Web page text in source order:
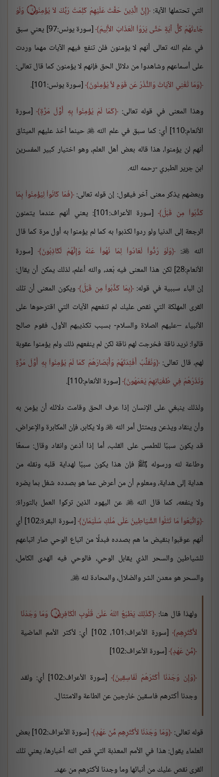
التي تحتملها الآية:
إِنَّ الَّذِينَ حَقَّتْ عَلَيْهِمْ كَلِمَتُ رَبِّكَ لاَ يُؤْمِنُونَ ۝ وَلَوْ
جَاءتْهُمْ كُلُّ آيَةٍ حَتَّى يَرَوُاْ الْعَذَابَ الأَلِيمَ
[سورة يونس:97] يعني سبق
في علم الله تعالى أنهم لا يؤمنون فلن تنفع فيهم الآيات مهما وردت
على أسماعهم وشاهدوا من دلائل الحق فإنهم لا يؤمنون كما قال تعالى:
وَمَا تُغْنِي الآيَاتُ وَالنُّذُرُ عَن قَوْمٍ لاَّ يُؤْمِنُونَ [سورة يونس:101].
وهذا المعنى في قوله تعالى:
كَمَا لَمْ يُؤْمِنُواْ بِهِ أَوَّلَ مَرَّةٍ [سورة
الأنعام:110] أي: كما سبق في علم الله
حينما أخذ عليهم الميثاق
أنهم لن يؤمنوا، هذا قاله بعض أهل العلم، وهو اختيار كبير المفسرين
ابن جرير الطبري -رحمه الله.
وبعضهم يذكر معنى آخر فيقول: إن قوله تعالى: فَمَا كَانُواْ لِيُؤْمِنُواْ بِمَا
كَذَّبُواْ مِن قَبْلُ
[سورة الأعراف:101]: يعني أنهم عندما يتمنون
الرجعة إلى الدنيا ولو ردوا لكذبوا به كما لم يؤمنوا به أول مرة كما قال
الله

: وَلَوْ رُدُّواْ لَعَادُواْ لِمَا نُهُواْ عَنْهُ وَإِنَّهُمْ لَكَاذِبُونَ
[سورة
الأنعام:28] لكن هذا المعنى فيه بُعد، والله أعلم، لذلك يمكن أن يقال:
إن الباء سببية في قوله: بِمَا كَذَّبُواْ مِن قَبْلُ ويكون المعنى أن تلك
القرى المهلكة التي نقص عليك لم تنفعهم الآيات التي اقترحوها على
الأنبياء –عليهم الصلاة والسلام- بسبب تكذيبهم الأول، فقوم صالح
قالوا: نريد ناقة فخرجت لهم ناقة لكن لم ينفعهم ذلك ولم يؤمنوا عقوبة
لهم، قال تعالى: وَنُقَلِّبُ أَفْئِدَتَهُمْ وَأَبْصَارَهُمْ كَمَا لَمْ يُؤْمِنُواْ بِهِ أَوَّلَ مَرَّةٍ
وَنَذَرُهُمْ فِي طُغْيَانِهِمْ يَعْمَهُونَ [سورة الأنعام:110].
ولذلك ينبغي على الإنسان إذا عرف الحق وقامت دلائله أن يؤمن به
وأن ينقاد ويذعن ويمتثل أمر الله ولا يكابر، فإن المكابرة والإعراض،
قد يكون سببًا للطمس على القلب، أما إذا أذعن وانقاد وقال: سمعًا
وطاعة لله ورسوله ﷺ فإن هذا يكون سببًا لهداية قلبه ونقله من
هداية إلى هداية، ومعلوم أن من أعرض عما هو بصدده شغل بما يضره
ولا ينفعه، كما قال الله عن اليهود الذين تركوا العمل بالتوراة:
وَاتَّبَعُواْ مَا تَتْلُواْ الشَّيَاطِينُ عَلَى مُلْكِ سُلَيْمَانَ
[سورة البقرة:102] أي
أنهم عوقبوا بنقيض ما هم بصدده فبدلًا من اتباع الوحي صار اتباعهم
للشياطين والسحر الذي يقابل الوحي، فالوحي فيه الهدى الكامل،
والسحر هو معدن الشر والضلال، والمحادة لله 
.
ولهذا قال هنا:
كَذَلِكَ يَطْبَعُ اللّهُ عَلَىَ قُلُوبِ الْكَافِرِينَ ۝ وَمَا وَجَدْنَا
لأَكْثَرِهِم [سورة الأعراف:101، 102] أي: لأكثر الأمم الماضية
مِّنْ عَهْدٍ [سورة الأعراف:102]
وَإِن وَجَدْنَا أَكْثَرَهُمْ لَفَاسِقِينَ
[سورة الأعراف:102] أي: ولقد
وجدنا أكثرهم فاسقين خارجين عن الطاعة والامتثال.
قوله تعالى: وَمَا وَجَدْنَا لأَكْثَرِهِم مِّنْ عَهْدٍ
[سورة الأعراف:102] بعض
العلماء يقول: هذا في الأمم المعذبة التي قص الله أخبارها، يعني تلك
القرى نقص عليك من أنبائها وما وجدنا لأكثرهم من عهد.